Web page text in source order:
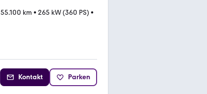
55.100 km • 265 kW (360 PS) •
Kontakt Parken